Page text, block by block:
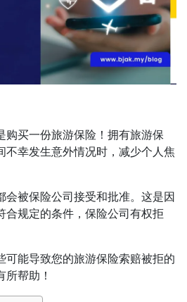
购买一份旅游保险！拥有旅游保
不幸发生意外情况时，减少个人焦
会被保险公司接受和批准。这是因
合规定的条件，保险公司有权拒
可能导致您的旅游保险索赔被拒的
帮助！